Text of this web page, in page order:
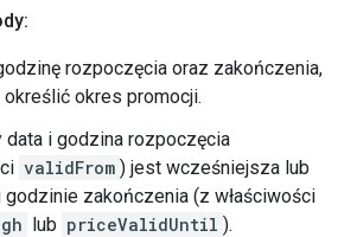
rozpoczęcia oraz zakończenia,
okres promocji.
data i godzina rozpoczęcia
validFrom ) jest wcześniejsza lub
godzinie zakończenia (z właściwości
lub priceValidUntil ).